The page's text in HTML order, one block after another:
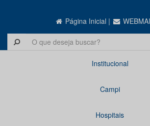
Página Inicial |
Institucional
Campi
Hospitais